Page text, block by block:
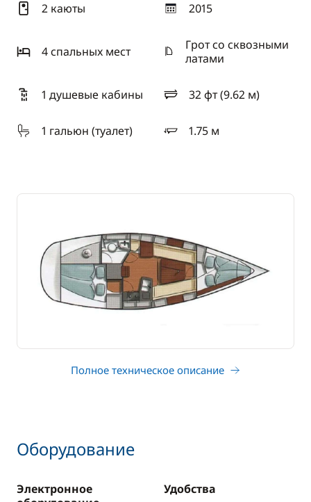
2 каюты 2015
год
4 спальныx мест
Грот со сквозными
латами
1 душевые кабины 32 фт (9.62 м)
длина
1 гальюн (туалет)
1.75 м
осадка
Полное техническое описание
Оборудование
Электронное
Удобства